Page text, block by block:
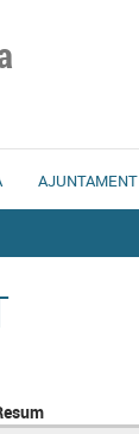
AJUNTAMENT